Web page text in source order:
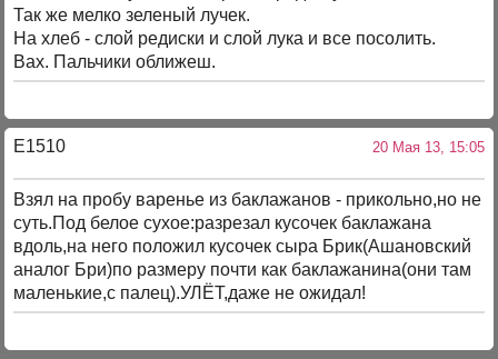
Так же мелко зеленый лучек.
На хлеб - слой редиски и слой лука и все посолить.
Вах. Пальчики оближеш.
E1510 20 Мая 13, 15:05
Взял на пробу варенье из баклажанов - прикольно,но не
суть.Под белое сухое:разрезал кусочек баклажана
вдоль,на него положил кусочек сыра Брик(Ашановский
аналог Бри)по размеру почти как баклажанина(они там
маленькие,с палец).УЛЁТ,даже не ожидал!